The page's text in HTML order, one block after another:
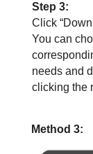
Step 3:
Click
You can
needs and
clicking the
Method 3: